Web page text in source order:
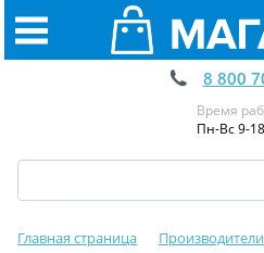
8 800
Время
Пн-Вс 9-
Главная страница Производители